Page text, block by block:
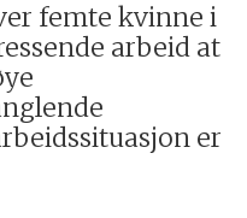
femte kvinne i
arbeid at
er